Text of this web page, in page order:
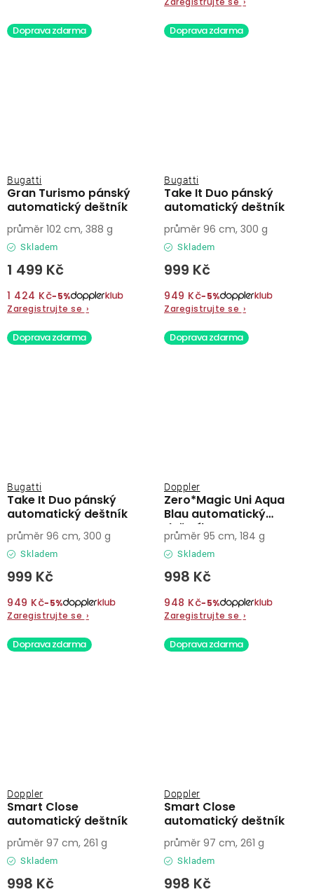
Doprava zdarma
Gran Turismo pánský
automatický deštník
Bugatti
Skladem
1 499 Kč
1 424 Kč−5%
Zaregistrujte se ›
průměr 102 cm, 388 g
Doprava zdarma
Take It Duo pánský
automatický deštník
Bugatti
Skladem
999 Kč
949 Kč−5%
Zaregistrujte se ›
průměr 96 cm, 300 g
Doprava zdarma
Take It Duo pánský
automatický deštník
Bugatti
Skladem
999 Kč
949 Kč−5%
Zaregistrujte se ›
průměr 96 cm, 300 g
Doprava zdarma
Zero*Magic Uni Aqua
Blau automatický
deštník
Doppler
Skladem
998 Kč
948 Kč−5%
Zaregistrujte se ›
průměr 95 cm, 184 g
Doprava zdarma
Smart Close
automatický deštník
Doppler
Skladem
998 Kč
průměr 97 cm, 261 g
Doprava zdarma
Smart Close
automatický deštník
Doppler
Skladem
998 Kč
průměr 97 cm, 261 g